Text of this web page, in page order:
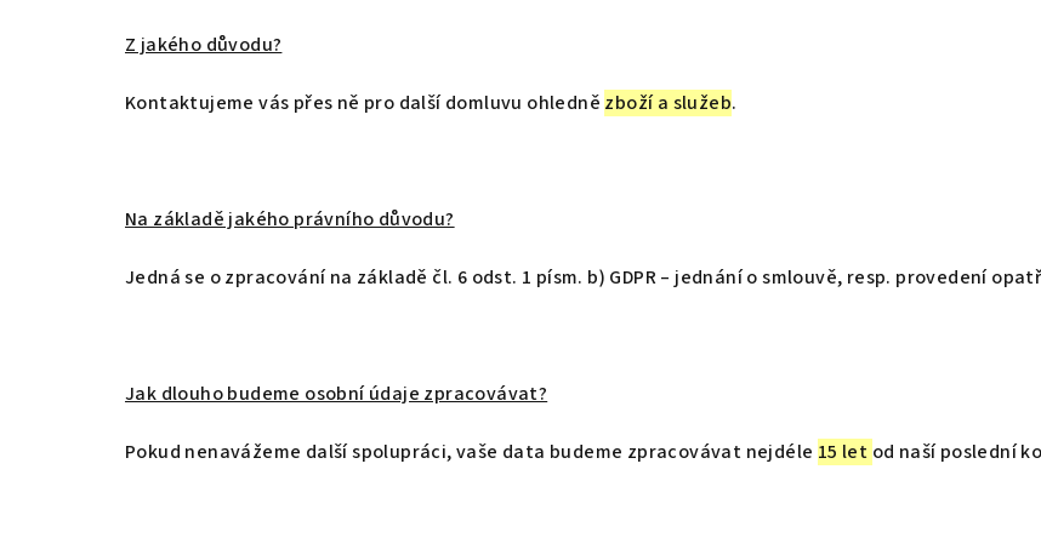
Z jakého důvodu?
Kontaktujeme vás přes ně pro další domluvu ohledně zboží a služeb.
Na základě jakého právního důvodu?
Jedná se o zpracování na základě čl. 6 odst. 1 písm. b) GDPR – jednání o smlouvě, resp. provedení
Jak dlouho budeme osobní údaje zpracovávat?
Pokud nenavážeme další spolupráci, vaše data budeme zpracovávat nejdéle 15 let od naší poslední